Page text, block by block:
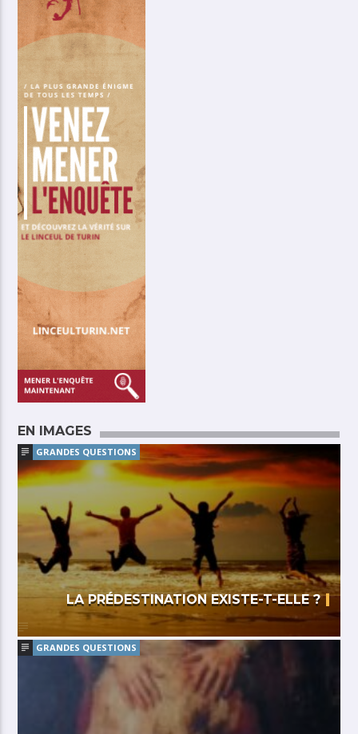
EN IMAGES
GRANDES QUESTIONS
LA PRÉDESTINATION EXISTE-T-ELLE ?
GRANDES QUESTIONS